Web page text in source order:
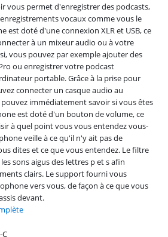
vous permet d'enregistrer des podcasts,
vocaux comme vous le
est doté d'une connexion XLR et USB, ce
à un mixeur audio ou à votre
vous pouvez par exemple ajouter des
ou enregistrer votre podcast
portable. Grâce à la prise pour
connecter un casque audio au
immédiatement savoir si vous êtes
est doté d'un bouton de volume, ce
à quel point vous vous entendez vous-
veille à ce qu'il n'y ait pas de
dites et ce que vous entendez. Le filtre
sons aigus des lettres p et s afin
clairs. Le support fourni vous
vers vous, de façon à ce que vous
devant.
C